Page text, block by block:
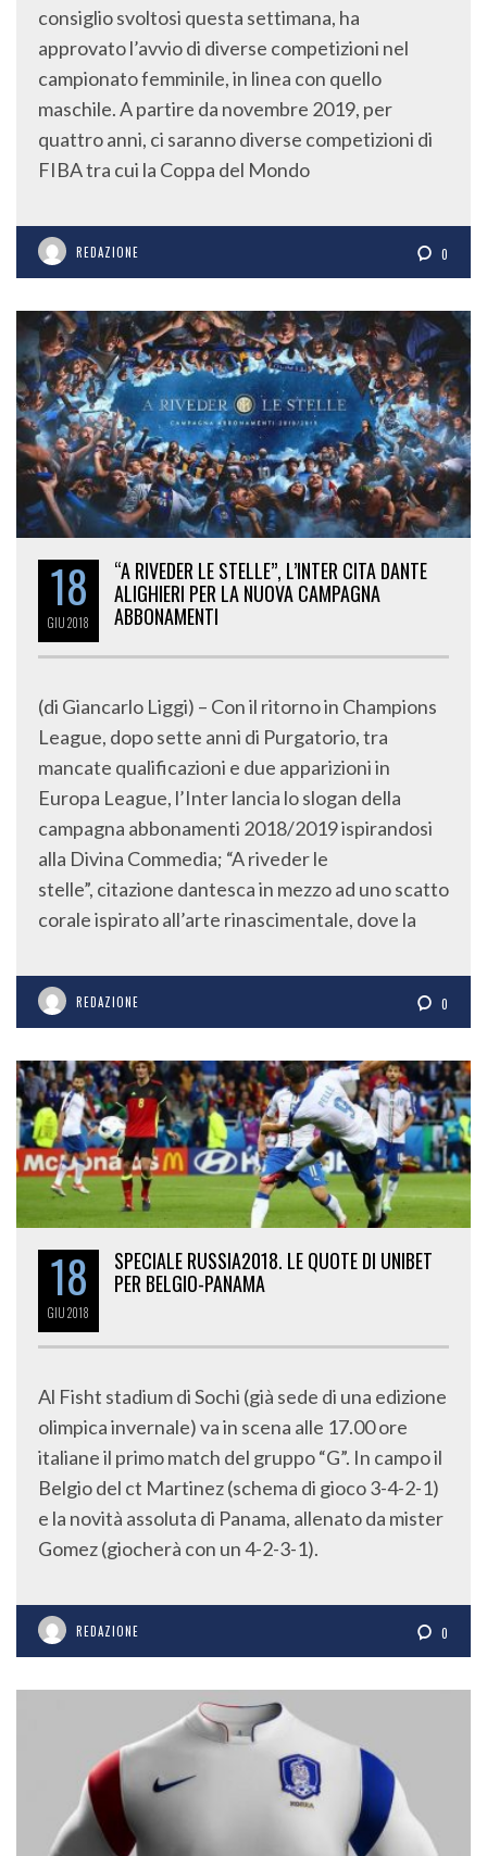
consiglio svoltosi questa settimana, ha
approvato l’avvio di diverse competizioni nel
campionato femminile, in linea con quello
maschile. A partire da novembre 2019, per
quattro anni, ci saranno diverse competizioni di
FIBA tra cui la Coppa del Mondo
REDAZIONE 0
18
GIU2018
“A RIVEDER LE STELLE”, L’INTER CITA DANTE
ALIGHIERI PER LA NUOVA CAMPAGNA
ABBONAMENTI
(di Giancarlo Liggi) – Con il ritorno in Champions
League, dopo sette anni di Purgatorio, tra
mancate qualificazioni e due apparizioni in
Europa League, l’Inter lancia lo slogan della
campagna abbonamenti 2018/2019 ispirandosi
alla Divina Commedia; “A riveder le
stelle”, citazione dantesca in mezzo ad uno scatto
corale ispirato all’arte rinascimentale, dove la
REDAZIONE 0
18
GIU2018
SPECIALE RUSSIA2018. LE QUOTE DI UNIBET
PER BELGIO-PANAMA
Al Fisht stadium di Sochi (già sede di una edizione
olimpica invernale) va in scena alle 17.00 ore
italiane il primo match del gruppo “G”. In campo il
Belgio del ct Martinez (schema di gioco 3-4-2-1)
e la novità assoluta di Panama, allenato da mister
Gomez (giocherà con un 4-2-3-1).
REDAZIONE 0